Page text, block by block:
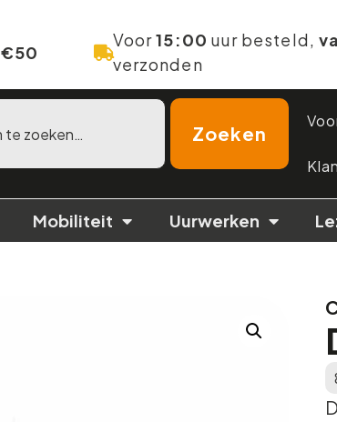
€50
Voor15:00 uur besteld,
verzonden
Zoeken
Mobiliteit Uurwerken